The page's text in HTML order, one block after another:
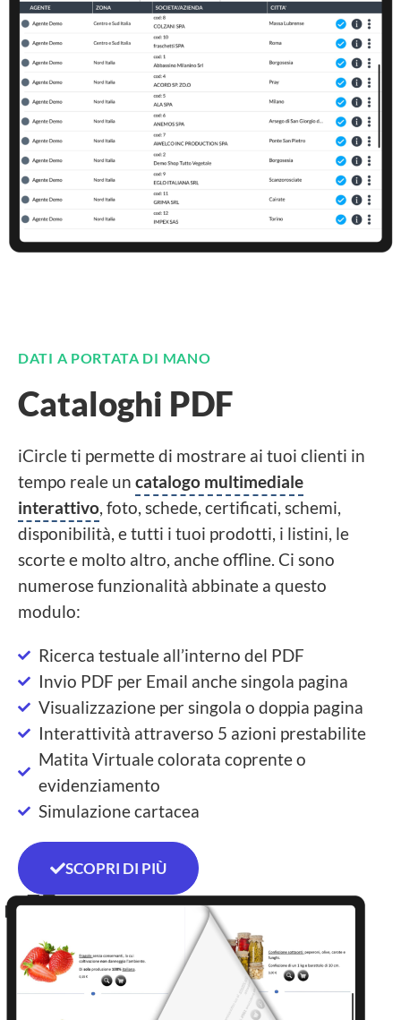
DATI A PORTATA DI MANO
Cataloghi PDF
iCircle ti permette di mostrare ai tuoi clienti in
tempo reale un catalogo multimediale
interattivo, foto, schede, certificati, schemi,
disponibilità, e tutti i tuoi prodotti, i listini, le
scorte e molto altro, anche offline. Ci sono
numerose funzionalità abbinate a questo
modulo:
Ricerca testuale all’interno del PDF
Invio PDF per Email anche singola pagina
Visualizzazione per singola o doppia pagina
Interattività attraverso 5 azioni prestabilite
Matita Virtuale colorata coprente o
evidenziamento
Simulazione cartacea
SCOPRI DI PIÙ